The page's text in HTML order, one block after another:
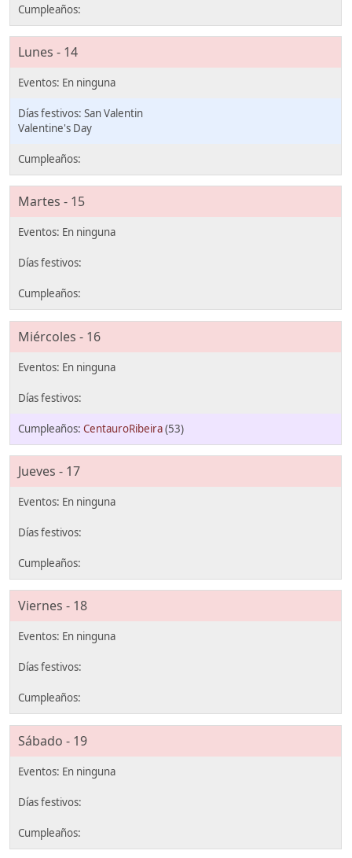
Lunes - 14
San Valentin
Valentine's Day
Martes - 15
Miércoles - 16
CentauroRibeira(53)
Jueves - 17
Viernes - 18
Sábado - 19